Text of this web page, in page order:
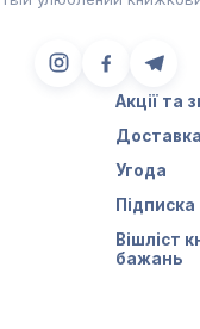
Акції та
Доставка
Угода
Підписка
Вішліст
бажань